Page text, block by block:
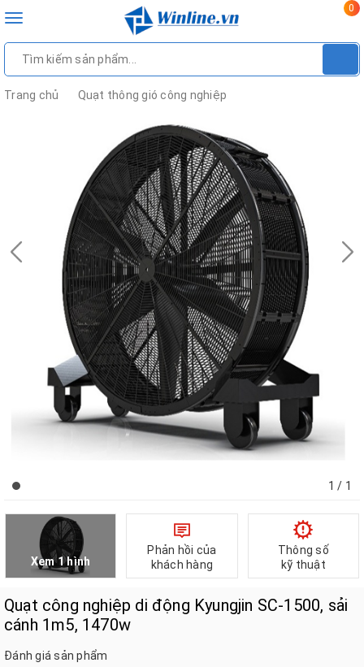
Toggle
0
Trang chủ Quạt thông gió công nghiệp
1 / 1
Xem 1 hình
Phản hồi của
khách hàng
Thông số
kỹ thuật
Quạt công nghiệp di động Kyungjin SC-1500, sải
cánh 1m5, 1470w
Đánh giá sản phẩm